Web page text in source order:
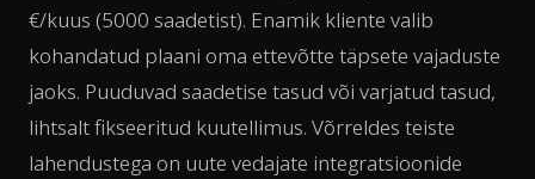
€/kuus (5000 saadetist). Enamik kliente valib
kohandatud plaani oma ettevõtte täpsete vajaduste
jaoks. Puuduvad saadetise tasud või varjatud tasud,
lihtsalt fikseeritud kuutellimus. Võrreldes teiste
lahendustega on uute vedajate integratsioonide